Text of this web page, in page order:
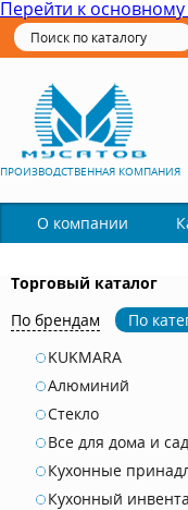
Перейти к
ПРОИЗВОДСТВЕННАЯ КОМПАНИЯ
О компании
Торговый каталог
По брендам
По
KUKMARA
Алюминий
Стекло
Все для дома и
Кухонные
Кухонный